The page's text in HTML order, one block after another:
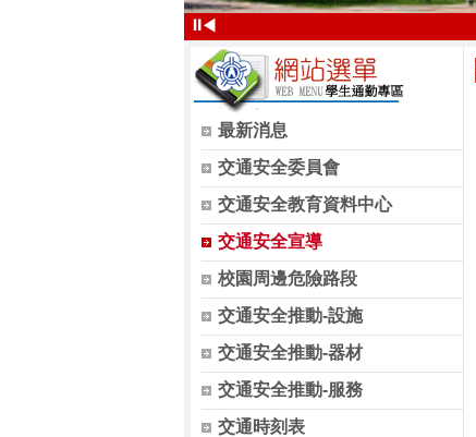
⏸◀
最新消息
交通安全委員會
交通安全教育資料中心
交通安全宣導
校園周邊危險路段
交通安全推動-設施
交通安全推動-器材
交通安全推動-服務
交通時刻表